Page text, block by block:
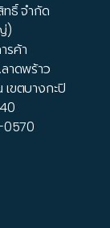
ธิ์ จำกัด
)
รค้า
าดพร้าว
ขตบางกะปิ